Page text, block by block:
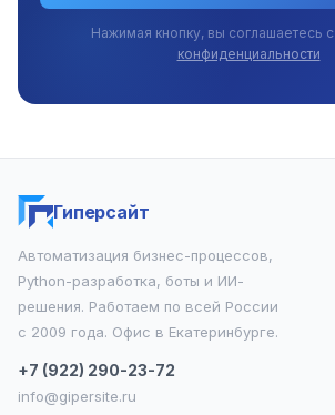
Нажимая кнопку, вы соглашаетесь с
конфиденциальности
Гиперсайт
Автоматизация бизнес-процессов,
Python-разработка, боты и ИИ-
решения. Работаем по всей России
с 2009 года. Офис в Екатеринбурге.
+7 (922) 290-23-72
info@gipersite.ru